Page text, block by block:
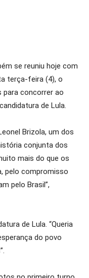
se reuniu hoje com
terça-feira (4), o
para concorrer ao
de Lula.
Brizola, um dos
conjunta dos
mais do que os
pelo compromisso
pelo Brasil”,
de Lula. “Queria
do povo